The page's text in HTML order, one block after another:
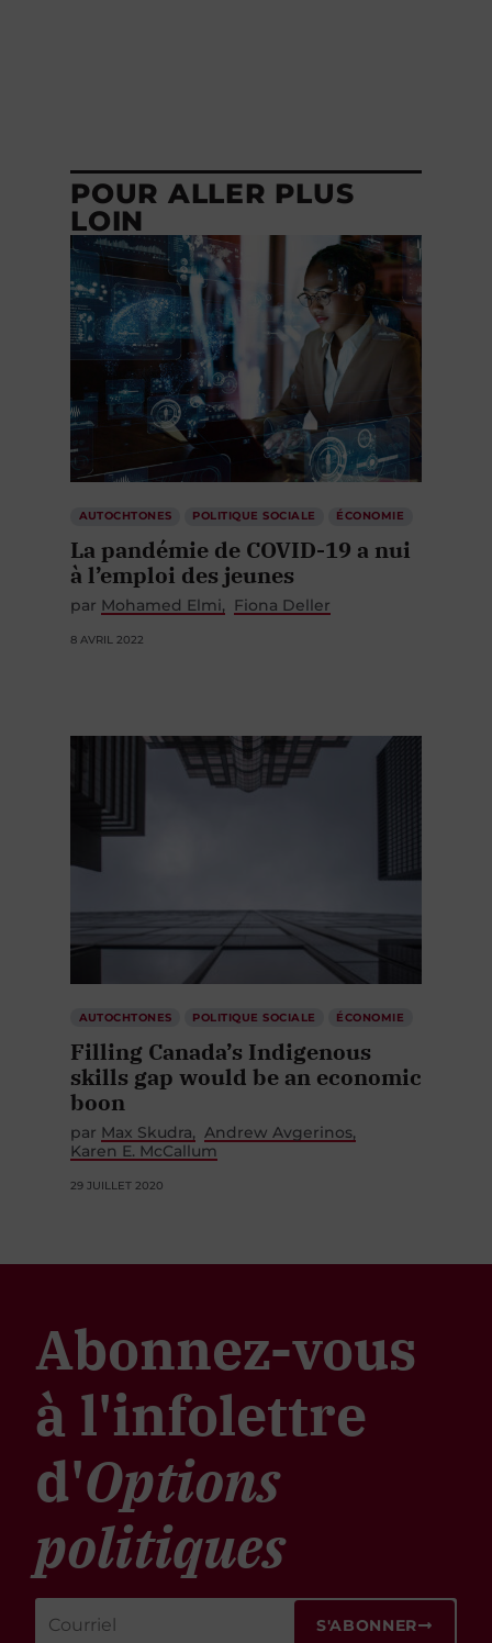
POUR ALLER PLUS
LOIN
AUTOCHTONES POLITIQUE SOCIALE ÉCONOMIE
La pandémie de COVID-19 a nui
à l’emploi des jeunes
par Mohamed Elmi Fiona Deller
8 AVRIL 2022
AUTOCHTONES POLITIQUE SOCIALE ÉCONOMIE
Filling Canada’s Indigenous
skills gap would be an economic
boon
par Max Skudra
Andrew Avgerinos
Karen E. McCallum
29 JUILLET 2020
Abonnez-vous
à l'infolettre
d'Options
politiques
S'ABONNER